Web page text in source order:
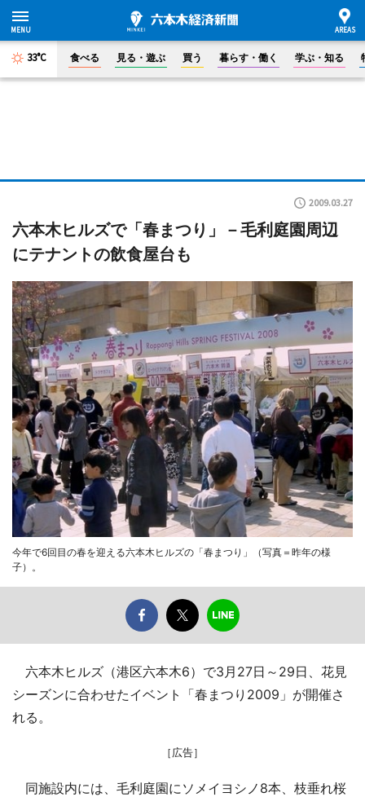
33°C 食べる 見る・遊ぶ 買う 暮らす・働く 学ぶ・知る
2009.03.27
六本木ヒルズで「春まつり」－毛利庭園周辺
にテナントの飲食屋台も
今年で6回目の春を迎える六本木ヒルズの「春まつり」（写真＝昨年の様
子）。
六本木ヒルズ（港区六本木6）で3月27日～29日、花見
シーズンに合わせたイベント「春まつり2009」が開催さ
れる。
［広告］
同施設内には、毛利庭園にソメイヨシノ8本、枝垂れ桜